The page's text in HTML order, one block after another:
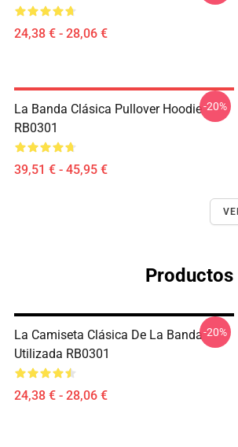
24,38 € - 28,06 €
La Banda Clásica Pullover Hoodie
RB0301
39,51 € - 45,95 €
-20%
La Camiseta Clásica De La Banda
Utilizada RB0301
24,38 € - 28,06 €
-20%